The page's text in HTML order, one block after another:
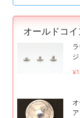
オールドコ
ジ